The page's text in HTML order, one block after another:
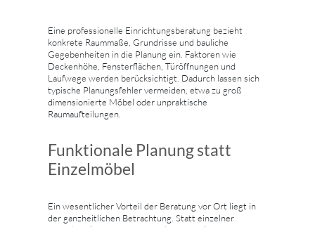
Eine professionelle Einrichtungsberatung bezieht
konkrete Raummaße, Grundrisse und bauliche
Gegebenheiten in die Planung ein. Faktoren wie
Deckenhöhe, Fensterflächen, Türöffnungen und
Laufwege werden berücksichtigt. Dadurch lassen sich
typische Planungsfehler vermeiden, etwa zu groß
dimensionierte Möbel oder unpraktische
Raumaufteilungen.
Funktionale Planung statt
Einzelmöbel
Ein wesentlicher Vorteil der Beratung vor Ort liegt in
der ganzheitlichen Betrachtung. Statt einzelner